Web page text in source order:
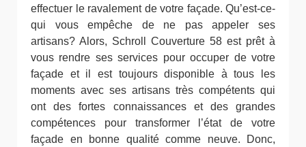
effectuer le ravalement de votre façade. Qu’est-ce-
qui vous empêche de ne pas appeler ses
artisans? Alors, Schroll Couverture 58 est prêt à
vous rendre ses services pour occuper de votre
façade et il est toujours disponible à tous les
moments avec ses artisans très compétents qui
ont des fortes connaissances et des grandes
compétences pour transformer l’état de votre
façade en bonne qualité comme neuve. Donc,